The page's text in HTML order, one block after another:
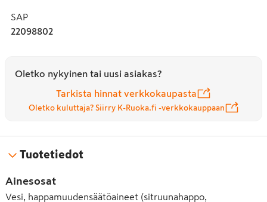
SAP
22098802
Oletko nykyinen tai uusi asiakas?
Tarkista hinnat verkkokaupasta
Oletko kuluttaja? Siirry K-Ruoka.fi -verkkokauppaan
Tuotetiedot
Ainesosat
Vesi, happamuudensäätöaineet (sitruunahappo,